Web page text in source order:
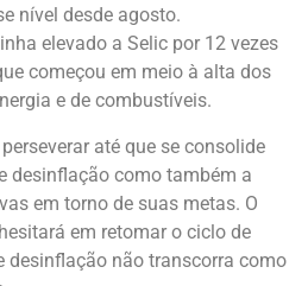
nível desde agosto.
elevado a Selic por 12 vezes
começou em meio à alta dos
e de combustíveis.
até que se consolide
desinflação como também a
em torno de suas metas. O
em retomar o ciclo de
desinflação não transcorra como